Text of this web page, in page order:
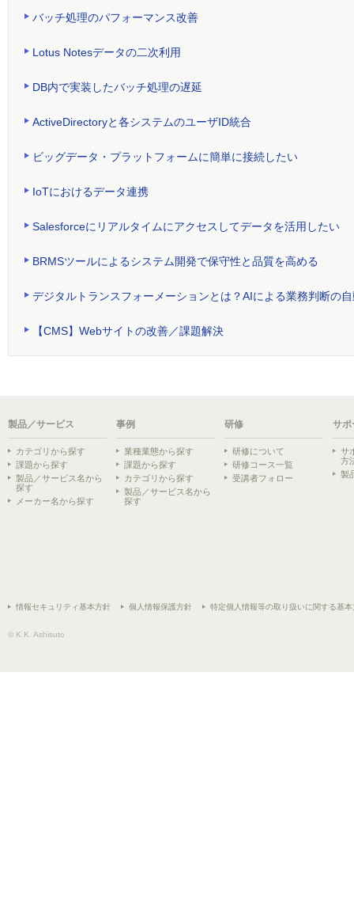
バッチ処理のパフォーマンス改善
Lotus Notesデータの二次利用
DB内で実装したバッチ処理の遅延
ActiveDirectoryと各システムのユーザID統合
ビッグデータ・プラットフォームに簡単に接続したい
IoTにおけるデータ連携
Salesforceにリアルタイムにアクセスしてデータを活用したい
BRMSツールによるシステム開発で保守性と品質を高める
デジタルトランスフォーメーションとは？AIによる業務判断の
【CMS】Webサイトの改善／課題解決
製品／サービス
カテゴリから探す
課題から探す
製品／サービス名から
探す
メーカー名から探す
事例
業種業態から探す
課題から探す
カテゴリから探す
製品／サービス名から
探す
研修
研修について
研修コース一覧
受講者フォロー
サポ
サ
方
製
情報セキュリティ基本方針 個人情報保護方針 特定個人情報等の取り扱いに関する基本
© K.K. Ashisuto